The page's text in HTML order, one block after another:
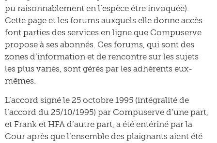
pu raisonnablement en l’espèce être invoquée).
Cette page et les forums auxquels elle donne accès
font parties des services en ligne que Compuserve
propose à ses abonnés. Ces forums, qui sont des
zones d’information et de rencontre sur les sujets
les plus variés, sont gérés par les adhérents eux-
mêmes.
L’accord signé le 25 octobre 1995 (intégralité de
l’accord du 25/10/1995) par Compuserve d’une part,
et Frank et HFA d’autre part, a été entériné par la
Cour après que l’ensemble des plaignants aient été